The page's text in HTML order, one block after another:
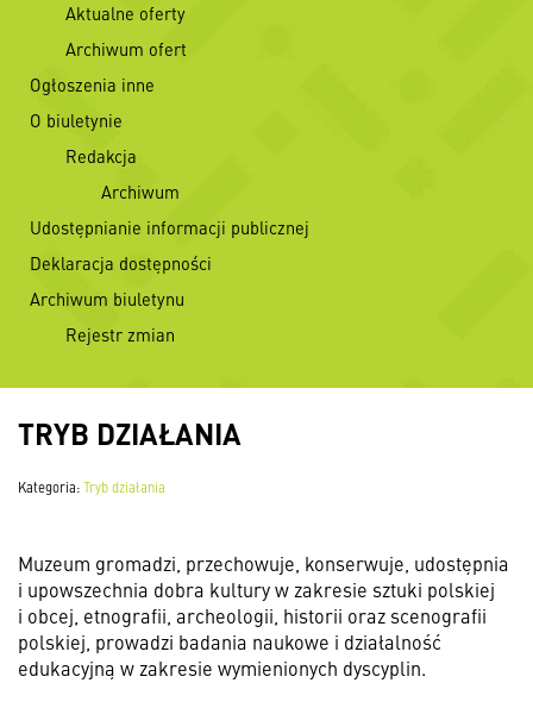
Aktualne oferty
Archiwum ofert
Ogłoszenia inne
O biuletynie
Redakcja
Archiwum
Udostępnianie informacji publicznej
Deklaracja dostępności
Archiwum biuletynu
Rejestr zmian
TRYB DZIAŁANIA
Kategoria:Tryb działania
Muzeum gromadzi, przechowuje, konserwuje, udostępnia
i upowszechnia dobra kultury w zakresie sztuki polskiej
i obcej, etnografii, archeologii, historii oraz scenografii
polskiej, prowadzi badania naukowe i działalność
edukacyjną w zakresie wymienionych dyscyplin.